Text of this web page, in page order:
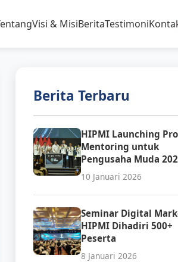
Visi & MisiBeritaTestimoni
Berita Terbaru
HIPMI Launching
Mentoring untuk
Pengusaha Muda
10 Januari 2026
Seminar Digital
HIPMI Dihadiri 500+
Peserta
8 Januari 2026